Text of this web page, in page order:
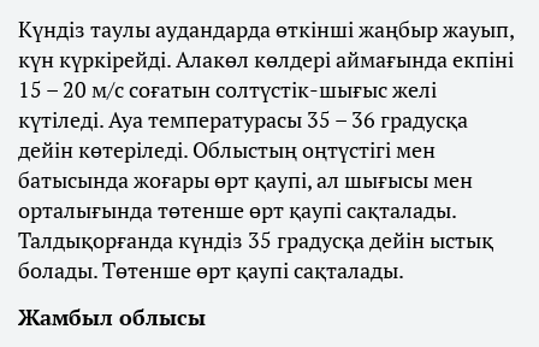
Күндіз таулы аудандарда өткінші жаңбыр жауып,
күн күркірейді. Алакөл көлдері аймағында екпіні
15 – 20 м/с соғатын солтүстік-шығыс желі
күтіледі. Ауа температурасы 35 – 36 градусқа
дейін көтеріледі. Облыстың оңтүстігі мен
батысында жоғары өрт қаупі, ал шығысы мен
орталығында төтенше өрт қаупі сақталады.
Талдықорғанда күндіз 35 градусқа дейін ыстық
болады. Төтенше өрт қаупі сақталады.
Жамбыл облысы